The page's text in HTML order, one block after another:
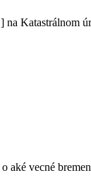
na Katastrálnom
vecné